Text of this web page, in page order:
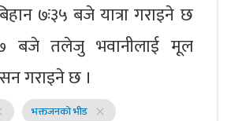
७ः३५ बजे यात्रा गराइने छ
बजे तलेजु भवानीलाई मूल
गराइने छ ।
भक्तजनको भीड close